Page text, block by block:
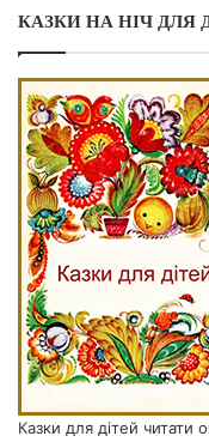
КАЗКИ НА НІЧ ДЛЯ
Казки для дітей читати